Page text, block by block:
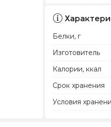
Белки, г
Изготовитель
Калории, ккал
Срок хранения
Условия